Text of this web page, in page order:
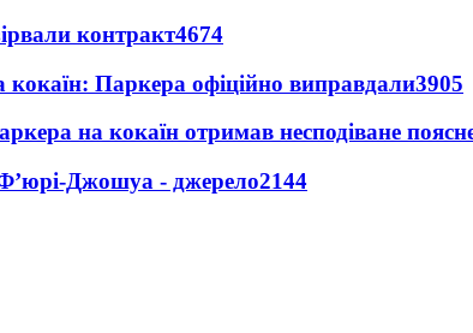
контракт4674
кокаїн: Паркера офіційно виправдали3905
на кокаїн отримав несподіване
Джошуа - джерело2144